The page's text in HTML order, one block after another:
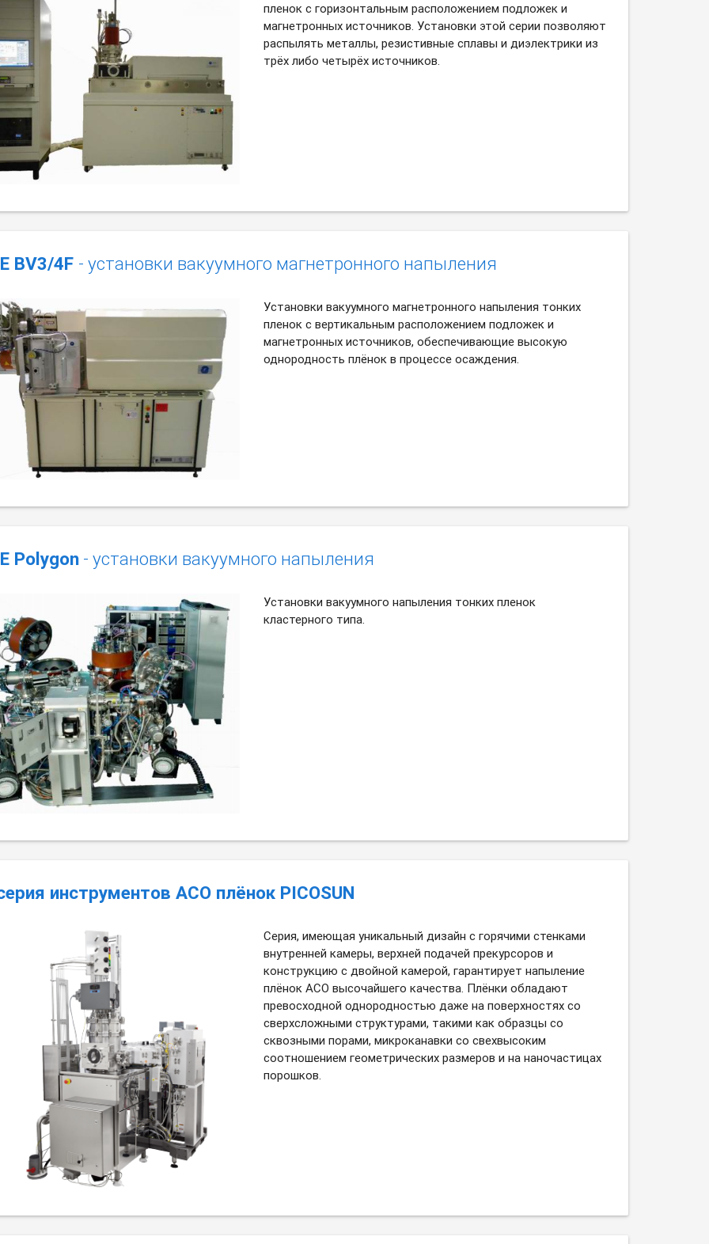
пленок с горизонтальным расположением подложек и
магнетронных источников. Установки этой серии позволяют
распылять металлы, резистивные сплавы и диэлектрики из
трёх либо четырёх источников.
BV3/4F - установки вакуумного магнетронного напыления
Установки вакуумного магнетронного напыления тонких
пленок с вертикальным расположением подложек и
магнетронных источников, обеспечивающие высокую
однородность плёнок в процессе осаждения.
Polygon- установки вакуумного напыления
Установки вакуумного напыления тонких пленок
кластерного типа.
инструментов АСО плёнок PICOSUN
Серия, имеющая уникальный дизайн с горячими стенками
внутренней камеры, верхней подачей прекурсоров и
конструкцию с двойной камерой, гарантирует напыление
плёнок АСО высочайшего качества. Плёнки обладают
превосходной однородностью даже на поверхностях со
сверхсложными структурами, такими как образцы со
сквозными порами, микроканавки со свехвысоким
соотношением геометрических размеров и на наночастицах
порошков.